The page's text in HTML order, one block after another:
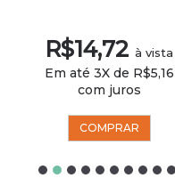
R$14,72 à vista
Em até 3X de R$5,16
com juros
COMPRAR